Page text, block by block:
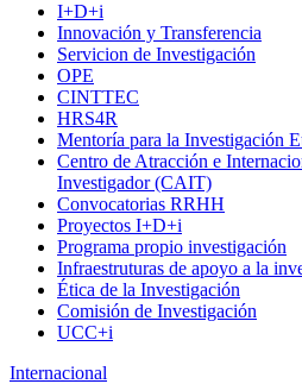
I+D+i
Innovación y Transferencia
Servicion de Investigación
OPE
CINTTEC
HRS4R
Mentoría para la Investigación
Centro de Atracción e
Investigador (CAIT)
Convocatorias RRHH
Proyectos I+D+i
Programa propio investigación
Infraestruturas de apoyo a la
Ética de la Investigación
Comisión de Investigación
UCC+i
Internacional